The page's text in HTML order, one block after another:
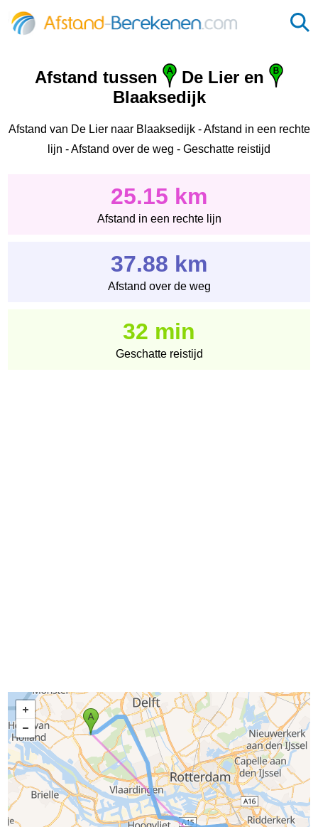
Afstand tussen
De Lier en
Blaaksedijk
Afstand van De Lier naar Blaaksedijk - Afstand in een rechte
lijn - Afstand over de weg - Geschatte reistijd
25.15 km
Afstand in een rechte lijn
37.88 km
Afstand over de weg
32 min
Geschatte reistijd